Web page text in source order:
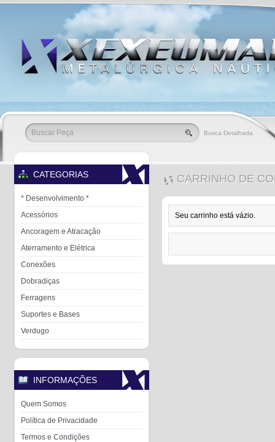
Busca Detalhada
CATEGORIAS
* Desenvolvimento *
Acessórios
Ancoragem e Atracação
Aterramento e Elétrica
Conexões
Dobradiças
Ferragens
Suportes e Bases
Verdugo
INFORMAÇÕES
Quem Somos
Política de Privacidade
Termos e Condições
CARRINHO DE
Seu carrinho está vázio.